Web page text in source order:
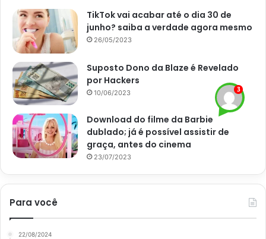
folhagens da arrudaé preciso criar uma rotina básica de
cuidados na horta doméstica. Logo, é preciso uma quantia
favorável de iluminação solar, uma vez que é uma espécie
que precisa de exposição plena e direta do sol, assim
como outras ervas.
Ademais, na hora de regar, é preciso deixar o solo úmido,
entretanto, evitando o excesso. Para otimizar o
desenvolvimento da arruda, aposte na incorporação de
adubo orgânico ao solo a cada 60 dias. Isso porque
espécies cultivadas em vasos dependem exclusivamente
da adição de nutrientes, já que não podem receber
diretamente da terra.
TikTok vai acabar até o dia 30 de
junho? saiba a verdade agora mesmo
26/05/2023
Suposto Dono da Blaze é Revelado
por Hackers
10/06/2023
Download do filme da Barbie
dublado; já é possível assistir de
graça, antes do cinema
23/07/2023
Para você
22/08/2024